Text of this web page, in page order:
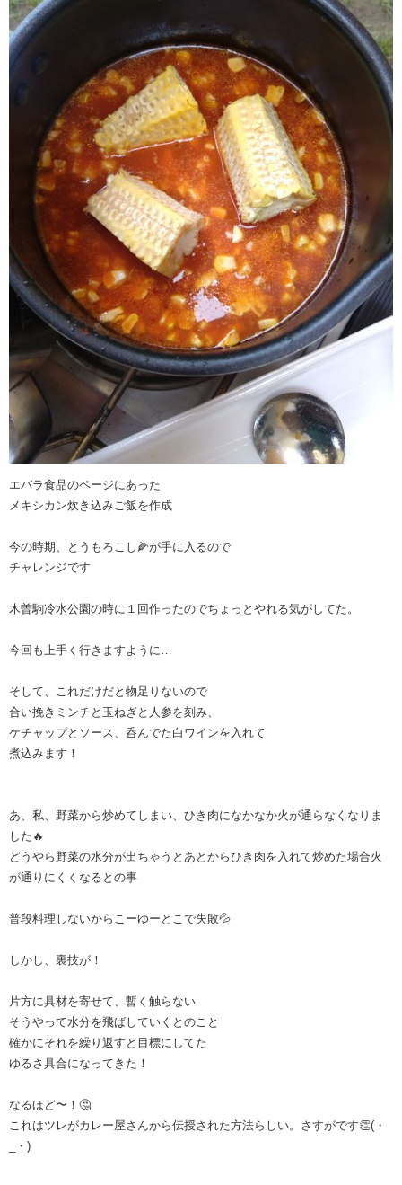
エバラ食品のページにあった
メキシカン炊き込みご飯を作成
今の時期、とうもろこし🌽が手に入るので
チャレンジです
木曽駒冷水公園の時に１回作ったのでちょっとやれる気がしてた。
今回も上手く行きますように…
そして、これだけだと物足りないので
合い挽きミンチと玉ねぎと人参を刻み、
ケチャップとソース、呑んでた白ワインを入れて
煮込みます！
あ、私、野菜から炒めてしまい、ひき肉になかなか火が通らなくなりま
した🔥
どうやら野菜の水分が出ちゃうとあとからひき肉を入れて炒めた場合火
が通りにくくなるとの事
普段料理しないからこーゆーとこで失敗💦
しかし、裏技が！
片方に具材を寄せて、暫く触らない
そうやって水分を飛ばしていくとのこと
確かにそれを繰り返すと目標にしてた
ゆるさ具合になってきた！
なるほど〜！🤔
これはツレがカレー屋さんから伝授された方法らしい。さすがです👏(・
_・)